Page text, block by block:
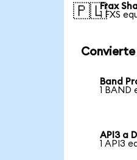
🇵🇱Frax
1 FXS
Band
1 BAND
API3 a
1 API3